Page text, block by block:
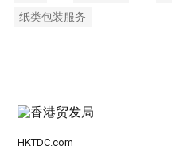
纸类包装服务
HKTDC.com